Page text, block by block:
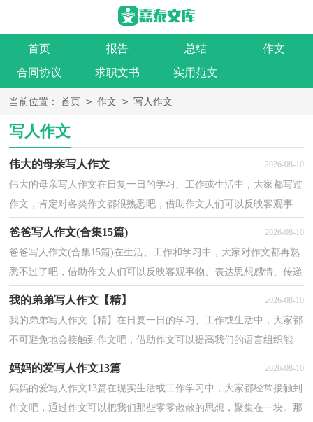
首页 报告 总结
作文
合同协议
求职文书 实用范文
当前位置： 首页 > 作文 > 写人作文
写人作文
伟大的母亲写人作文 2026-08-10
伟大的母亲写人作文在日复一日的学习、工作或生活中，大家都写过
作文，肯定对各类作文都很熟悉吧，借助作文人们可以反映客观事
爸爸写人作文(合集15篇) 2026-08-10
爸爸写人作文(合集15篇)在生活、工作和学习中，大家对作文都再熟
悉不过了吧，借助作文人们可以反映客观事物、表达思想感情、传递
我的弟弟写人作文【精】 2026-08-10
我的弟弟写人作文【精】在日复一日的学习、工作或生活中，大家都
不可避免地会接触到作文吧，借助作文可以提高我们的语言组织能
妈妈的爱写人作文13篇 2026-08-10
妈妈的爱写人作文13篇在现实生活或工作学习中，大家都经常接触到
作文吧，通过作文可以把我们那些零零散散的思想，聚集在一块。那